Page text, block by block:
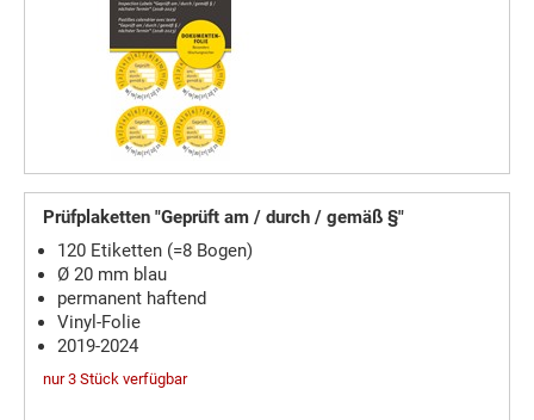
Prüfplaketten "Geprüft am / durch / gemäß §"
120 Etiketten (=8 Bogen)
Ø 20 mm blau
permanent haftend
Vinyl-Folie
2019-2024
nur 3 Stück verfügbar